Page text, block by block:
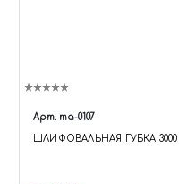
Арт. ma-0107
ШЛИФОВАЛЬНАЯ ГУБКА 3000